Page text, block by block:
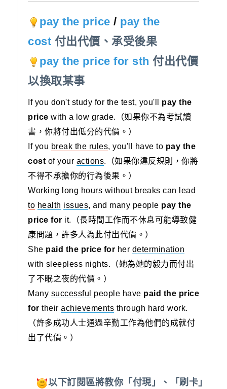
pay the price / pay the
cost 付出代價、承受後果
pay the price for sth 付出代價
以換取某事
If you don't study for the test, you'll pay the
price with a low grade.（如果你不為考試讀
書，你將付出低分的代價。）
If you break the rules, you'll have to pay the
cost of your actions.（如果你違反規則，你將
不得不承擔你的行為後果。）
Working long hours without breaks can
lead
to health issues, and many people pay the
price for it.（長時間工作而不休息可能導致健
康問題，許多人為此付出代價。）
She paid the price for her determination
with sleepless nights.（她為她的毅力而付出
了不眠之夜的代價。）
Many successful people have paid the price
for their achievements through hard work.
（許多成功人士通過辛勤工作為他們的成就付
出了代價。）
以下訂閱區將教你「付現」、「刷卡」